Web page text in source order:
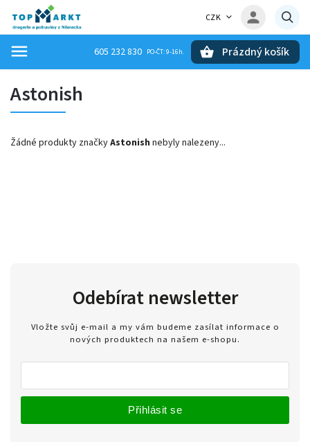
CZK
605 232 830 Prázdný košík
Astonish
Žádné produkty značkyAstonish nebyly nalezeny...
Odebírat newsletter
Vložte svůj e-mail a my vám budeme zasílat informace o
nových produktech na našem e-shopu.
Přihlásit se